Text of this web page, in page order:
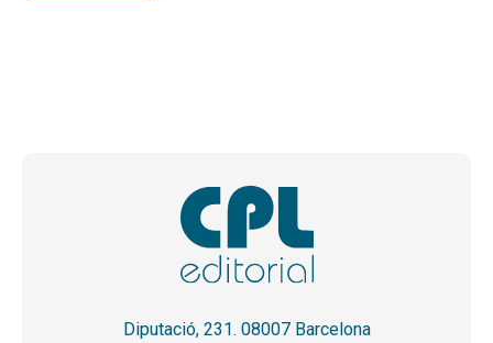
Diputació, 231. 08007 Barcelona